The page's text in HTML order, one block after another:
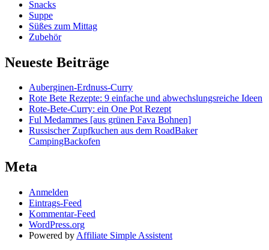
Snacks
Suppe
Süßes zum Mittag
Zubehör
Neueste Beiträge
Auberginen-Erdnuss-Curry
Rote Bete Rezepte: 9 einfache und abwechslungsreiche Ideen
Rote-Bete-Curry: ein One Pot Rezept
Ful Medammes [aus grünen Fava Bohnen]
Russischer Zupfkuchen aus dem RoadBaker
CampingBackofen
Meta
Anmelden
Eintrags-Feed
Kommentar-Feed
WordPress.org
Powered by Affiliate Simple Assistent